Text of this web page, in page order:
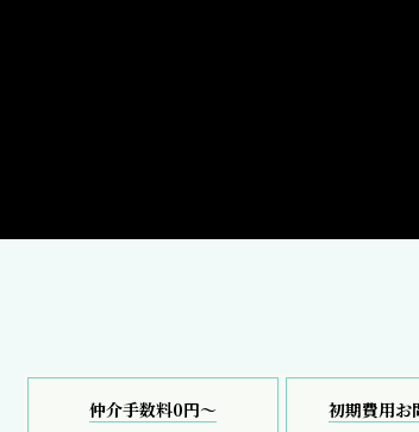
仲介手数料0円～ 初期費用お